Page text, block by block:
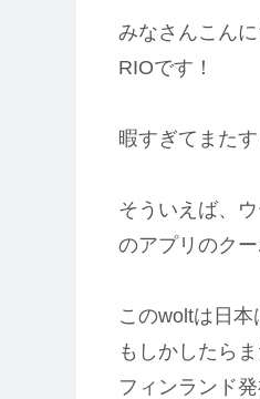
みなさんこん
RIOです！
暇すぎてまた
そういえば、
のアプリのク
このwoltは日本
もしかしたら
フィンランド